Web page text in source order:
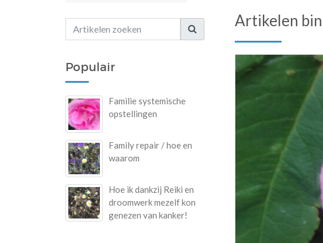
Populair
Familie systemische
opstellingen
Family repair / hoe en
waarom
Hoe ik dankzij Reiki en
droomwerk mezelf kon
genezen van kanker!
Artikelen